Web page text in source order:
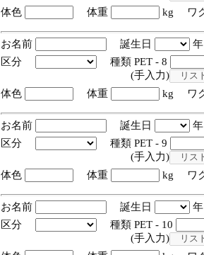
体色
体重 kg ワ
お名前 誕生日
区分
種類 PET - 8
(手入力)
体色
体重 kg ワ
お名前 誕生日
区分
種類 PET - 9
(手入力)
体色
体重 kg ワ
お名前 誕生日
区分
種類 PET - 10
(手入力)